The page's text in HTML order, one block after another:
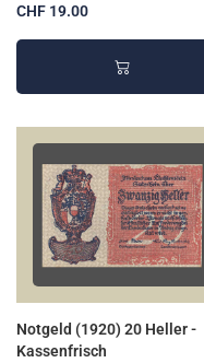
CHF 19.00
Notgeld (1920) 20 Heller -
Kassenfrisch